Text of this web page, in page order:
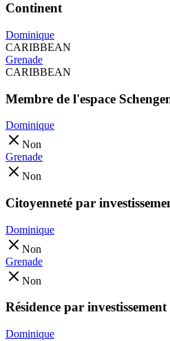
Continent
Dominique
CARIBBEAN
Grenade
CARIBBEAN
Membre de l'espace
Dominique
Non
Grenade
Non
Citoyenneté par
Dominique
Non
Grenade
Non
Résidence par investissement
Dominique